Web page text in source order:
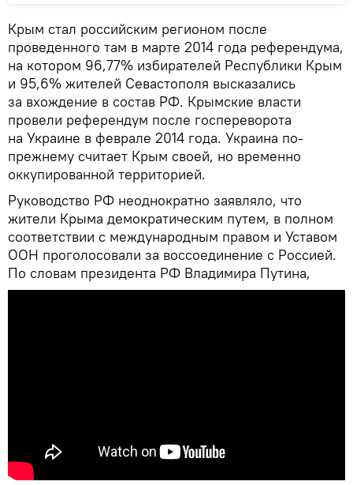
Крым стал российским регионом после
проведенного там в марте 2014 года референдума,
на котором 96,77% избирателей Республики Крым
и 95,6% жителей Севастополя высказались
за вхождение в состав РФ. Крымские власти
провели референдум после госпереворота
на Украине в феврале 2014 года. Украина по-
прежнему считает Крым своей, но временно
оккупированной территорией.
Руководство РФ неоднократно заявляло, что
жители Крыма демократическим путем, в полном
соответствии с международным правом и Уставом
ООН проголосовали за воссоединение с Россией.
По словам президента РФ Владимира Путина,